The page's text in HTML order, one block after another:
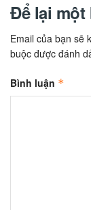
Để lại một
Email của bạn sẽ
buộc được đánh
Bình luận *